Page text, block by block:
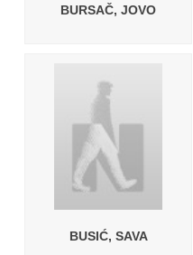
BURSAČ, JOVO
BUSIĆ, SAVA